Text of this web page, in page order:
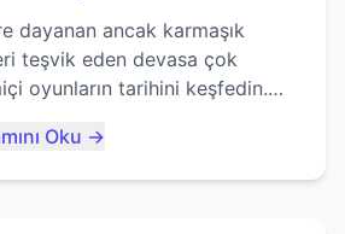
dayanan ancak karmaşık
teşvik eden devasa çok
oyunların tarihini keşfedin.
Oku →